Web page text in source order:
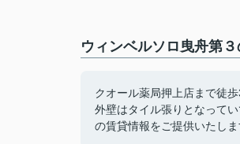
ウィンベルソロ曳舟第
クオール薬局押上店まで徒
外壁はタイル張りとなって
の賃貸情報をご提供いたし